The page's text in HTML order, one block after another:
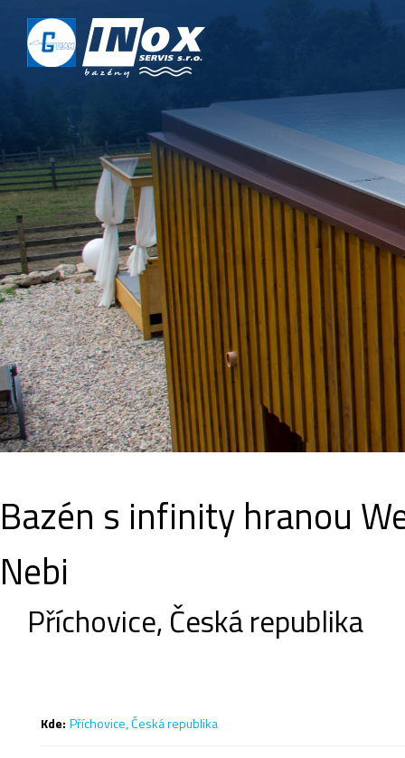
DOMŮ
O NÁS
REALIZACE
SERVIS
KONTAKT
Bazén s infinity hranou
Nebi
Příchovice, Česká republika
Kde: Příchovice, Česká republika